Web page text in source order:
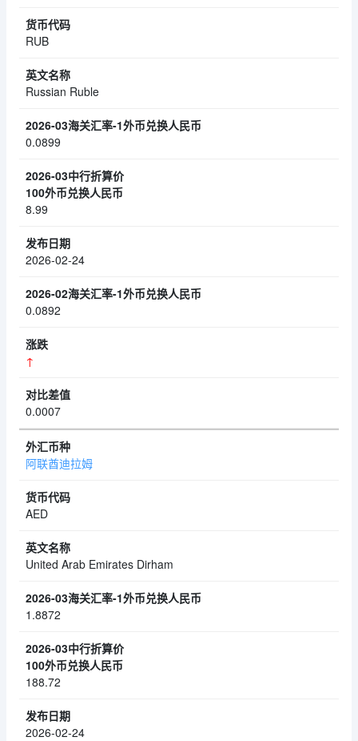
RUB
Russian Ruble
0.0899
8.99
2026-02-24
0.0892
↑
0.0007
阿联酋迪拉姆
AED
United Arab Emirates Dirham
1.8872
188.72
2026-02-24